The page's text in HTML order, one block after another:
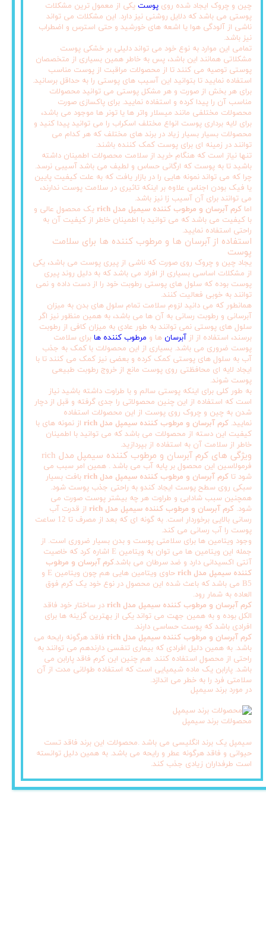
چین و چروک ایجاد شده روی پوست یکی از معمول ترین مشکلات
پوستی می باشد که دلایل روشنی نیز دارد. این مشکلات می تواند
ناشی از آلودگی هوا یا اشعه های خورشید و حتی استرس و اضطراب
نیز باشد.
تمامی این موارد به نوع خود می تواند دلیلی بر خشکی پوست
مشکلاتی همانند این باشد، پس به خاطر همین بسیاری از متخصصان
پوستی توصیه می کنند تا از محصولات مراقبت از پوست مناسب
استفاده نمایید تا بتوانید این آسیب های پوستی را به حداقل برسانید.
برای هر بخش از صورت و هر مشکل پوستی می توانید محصولات
مناسب آن را پیدا کرده و استفاده نمایید. برای پاکسازی صورت
محصولات مختلفی مانند میسلار واتر ها یا تونر ها موجود می باشد،
برای لایه برداری پوست انواع مختلف اسکراب را می توانید پیدا کنید و
محصولات بسیار بسیار زیاد در برند های مختلف که هر کدام می
توانند در زمینه ای برای پوست کمک کننده باشند.
تنها نیاز است که هنگام خرید از سلامت محصولات اطمینان داشته
باشید تا به پوست که ارگانی حساس و لطیف می باشد آسیبی نرسد.
چرا که می تواند نمونه هایی را در بازار یافت که به علت کیفیت پایین
یا فیک بودن اجناس علاوه بر اینکه تاثیری در سلامت پوست ندارند،
می توانند برای آن آسیب زا نیز باشد.
اما کرم آبرسان و مرطوب کننده سیمپل مدل rich
یک محصول عالی و
با کیفیت می باشد که می توانید با اطمینان خاطر از کیفیت آن به
راحتی استفاده نمایید.
استفاده از آبرسان ها و مرطوب کننده ها برای سلامت
پوست
یجاد چین و چروک روی صورت که ناشی از پیری پوست می باشد، یکی
از مشکلات اساسی بسیاری از افراد می باشد که به دلیل روند پیری
پوست بوده که سلول های پوستی رطوبت خود را از دست داده و نمی
توانند به خوبی فعالیت کنند.
همانطور که می دانید لزوم سلامت تمام سلول های بدن به میزان
آبرسانی و رطوبت رسانی به آن ها می باشد، به همین منظور نیز اگر
سلول های پوستی نمی توانند به طور عادی به میزان کافی از رطوبت
برسند، استفاده از از آبرسان ها و مرطوب کننده ها برای سلامت
پوست ضروری می باشد. بسیاری از این محصولات با کمک به جذب
آب به سلول های پوستی کمک کرده و بعضی نیز کمک می کنند تا با
ایجاد لایه ای محافظتی روی پوست مانع از خروج رطوبت طبیعی
پوست شوند.
به طور کلی برای اینکه پوستی سالم و با طراوت داشته باشید نیاز
است که استفاده از این چنین محصولاتی را جدی گرفته و قبل از دچار
شدن به چین و چروک روی پوست از این محصولات استفاده
نمایید. کرم آبرسان و مرطوب کننده سیمپل مدل rich
از نمونه های با
کیفیت این دسته از محصولات می باشد که می توانید با اطمینان
خاطر از سلامت آن به استفاده از بپردازید.
ویژگی های کرم آبرسان و مرطوب کننده سیمپل مدل rich
فرمولاسین این محصول بر پایه آب می باشد . همین امر سبب می
شود تا کرم آبرسان و مرطوب کننده سیمپل مدل rich
بافت بسیار
سبکی روی سطح پوست ایجاد کندو به راحتی جذب پوست شود.
همچنین سبب شادابی و طراوت هر چه بیشتر پوست صورت می
شود. کرم آبرسان و مرطوب کننده سیمپل مدل rich
از قدرت آب
رسانی بالایی برخوردار است. به گونه ای که بعد از مصرف تا 12 ساعت
پوست را آب رسانی می کند.
وجود ویتامین ها برای سلامتی پوست و بدن بسیار ضروری است. از
جمله این ویتامین ها می توان به ویتامین E اشاره کرد که خاصیت
آنتی اکسیدانی دارد و ضد سرطان می باشد.کرم آبرسان و مرطوب
کننده سیمپل مدل rich
حاوی ویتامین هایی هم چون ویتامین E و
B5 می باشد که باعث شده این محصول در نوع خود یک کرم فوق
العاده به شمار رود.
کرم آبرسان و مرطوب کننده سیمپل مدل rich
در ساختار خود فاقد
الکل بوده و به همین جهت می تواند یکی از بهترین گزینه ها برای
افرادی باشد که پوست حساسی دارند.
کرم آبرسان و مرطوب کننده سیمپل مدل rich
فاقد هرگونه رایحه می
باشد. به همین دلیل افرادی که بیماری تنفسی دارندهم می توانند به
راحتی از محصول استفاده کنند. هم چنین این کرم فاقد پارابن می
باشد. پارابن یک ماده شیمیایی است که استفاده طولانی مدت از آن
سلامتی فرد را به خطر می اندازد.
در مورد برند سیمپل
محصولات برند سیمپل
سیمپل یک برند انگلیسی می باشد .محصولات این برند فاقد تست
حیوانی و فاقد هرگونه عطر و رایحه می باشد. به همین دلیل توانسته
است طرفداران زیادی جذب کند.